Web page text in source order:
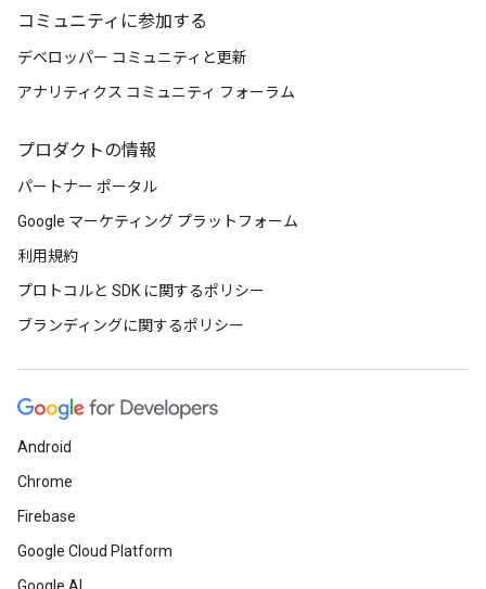
コミュニティに参加する
デベロッパー コミュニティと更新
アナリティクス コミュニティ フォーラム
プロダクトの情報
パートナー ポータル
Google マーケティング プラットフォーム
利用規約
プロトコルと SDK に関するポリシー
ブランディングに関するポリシー
Android
Chrome
Firebase
Google Cloud Platform